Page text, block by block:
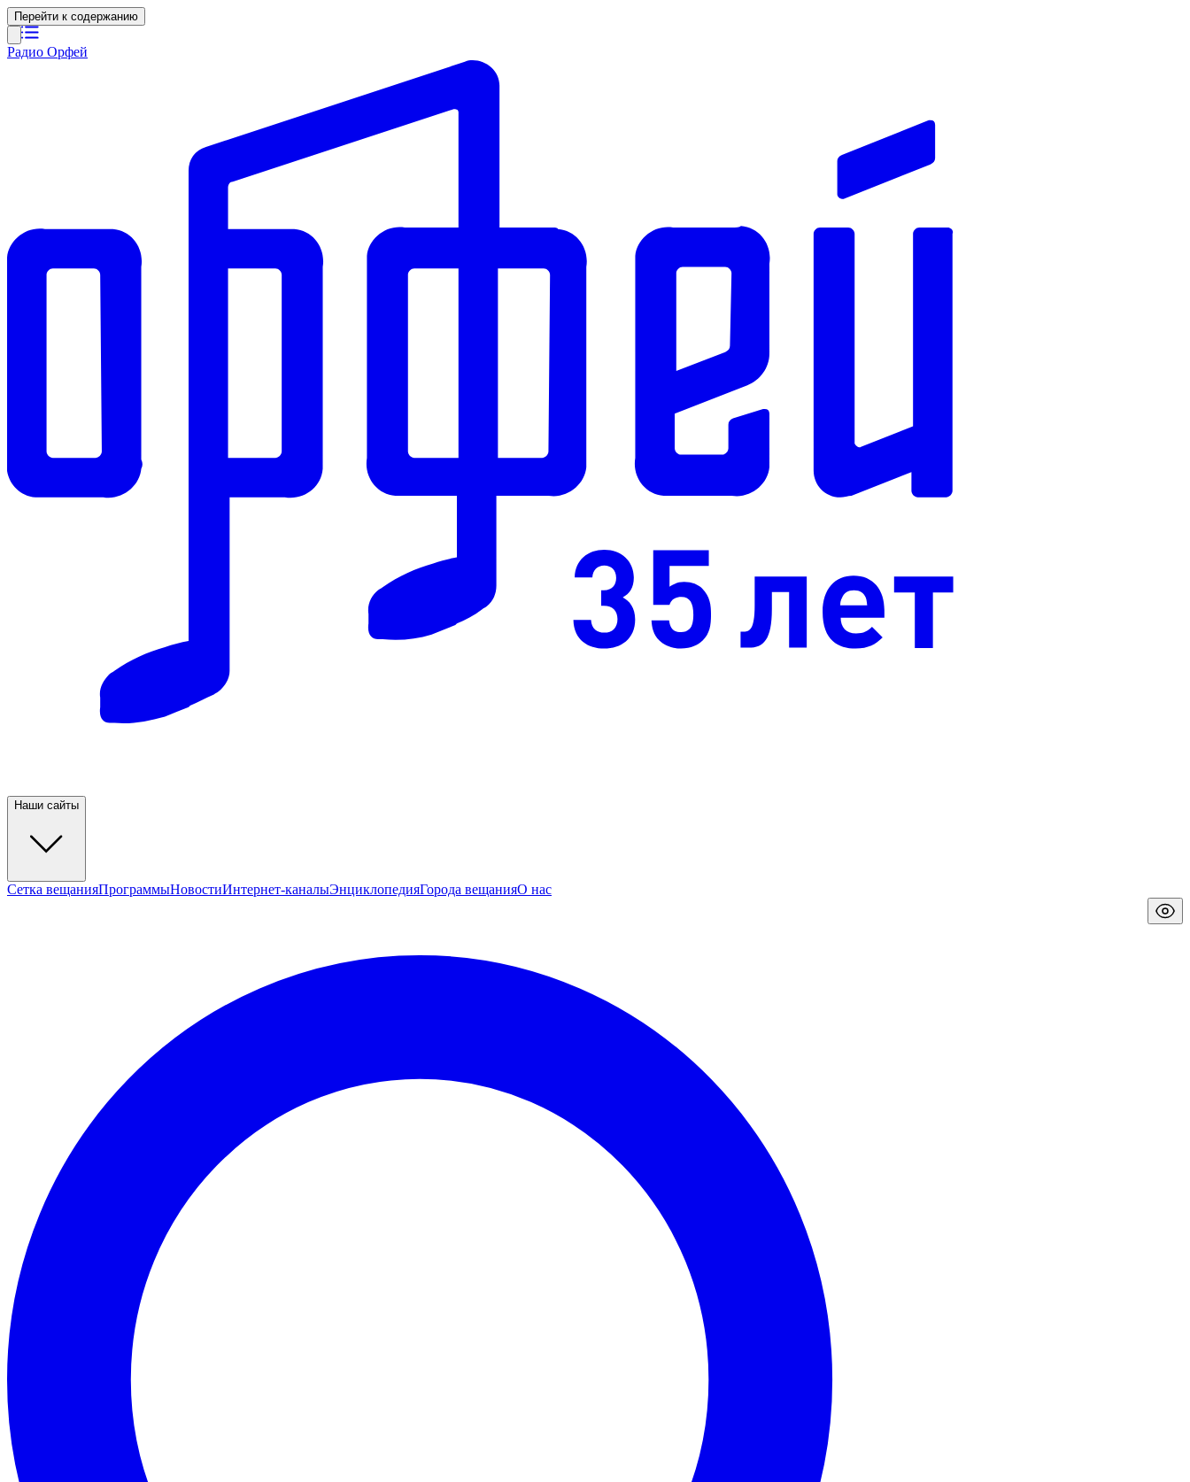
Перейти к содержанию
Радио Орфей
Наши сайты
Сетка вещанияПрограммыНовостиИнтернет-каналыЭнциклопедияГорода вещанияО нас